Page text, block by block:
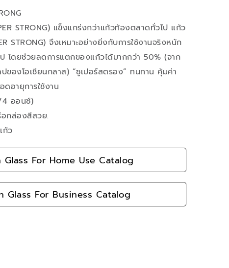
STRONG) แข็งแกร่งกว่าแก้วท้องตลาดทั่วไป แก้ว
STRONG) จึงเหมาะอย่างยิ่งกับการใช้งานจริงหนัก
ป โดยช่วยลดการแตกของแก้วได้มากกว่า 50% (จาก
ของโอเชียนกลาส) “ซูเปอร์สตรอง” ทนทาน คุ้มค่า
อายุการใช้งาน
4 ออนซ์)
กล่องสีสวย.
ก้ว
Glass For Home Use Catalog
Glass For Business Catalog